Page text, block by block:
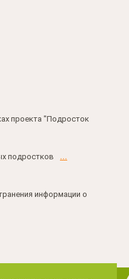
проекта "Подросток
подростков ...
информации о